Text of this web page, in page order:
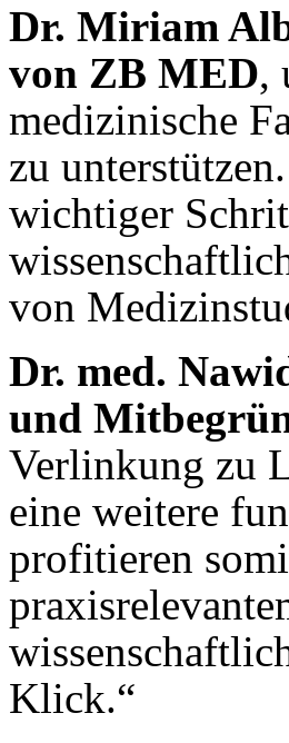
Dr. Miriam
von ZB MED,
medizinische
zu
wichtiger
von
Dr. med.
und
Verlinkung zu
eine weitere
profitieren
Klick.“